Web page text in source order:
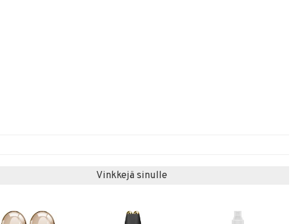
Vinkkejä sinulle